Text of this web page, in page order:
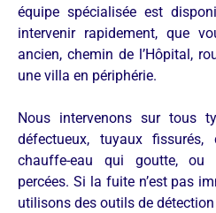
équipe spécialisée est
intervenir rapidement, que
ancien, chemin de l’Hôpital,
une villa en périphérie.
Nous intervenons sur tous
défectueux, tuyaux fissurés,
chauffe-eau qui goutte, ou
percées. Si la fuite n’est pas
utilisons des outils de